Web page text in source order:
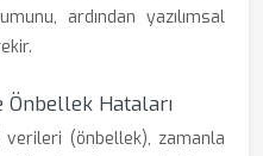
ardından yazılımsal
Önbellek Hataları
verileri (önbellek), zamanla